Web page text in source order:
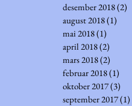
desember 2018(2)
august 2018(1)
mai 2018(1)
april 2018(2)
mars 2018(2)
februar 2018(1)
oktober 2017(3)
september 2017(1)